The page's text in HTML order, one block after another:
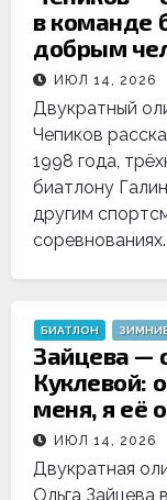
в команде
добрым
ИЮЛ 14, 2026
Двукратный
Чепиков
1998 года,
биатлону
другим
БИАТЛОН
Зайцева —
Куклевой:
меня, я её
ИЮЛ 14, 2026
Двукратная
Ольга Зайцева